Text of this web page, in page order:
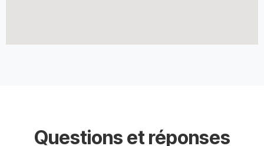
Questions et réponses